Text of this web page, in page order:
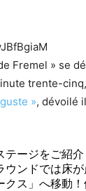
Fremel » se
trente-
», dévoilé
テージをご紹
ウンドでは床
クス」へ移動